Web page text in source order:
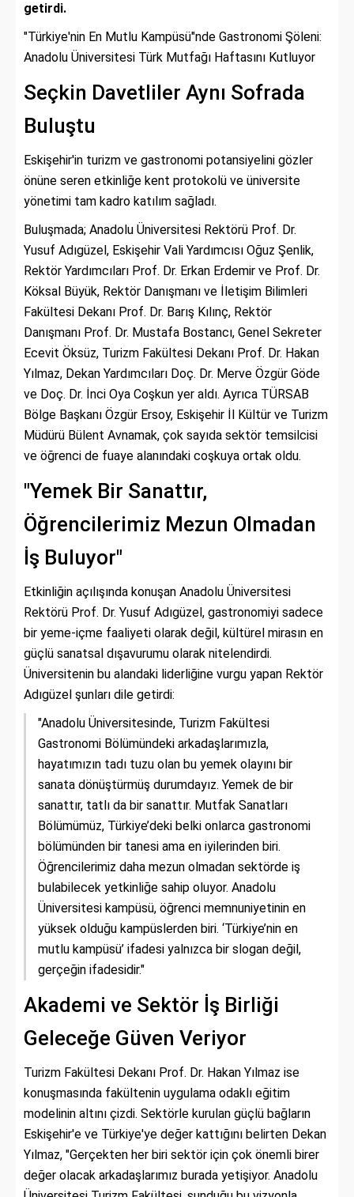
getirdi.
"Türkiye'nin En Mutlu Kampüsü"nde Gastronomi Şöleni:
Anadolu Üniversitesi Türk Mutfağı Haftasını Kutluyor
Seçkin Davetliler Aynı Sofrada
Buluştu
Eskişehir'in turizm ve gastronomi potansiyelini gözler
önüne seren etkinliğe kent protokolü ve üniversite
yönetimi tam kadro katılım sağladı.
Buluşmada; Anadolu Üniversitesi Rektörü Prof. Dr.
Yusuf Adıgüzel, Eskişehir Vali Yardımcısı Oğuz Şenlik,
Rektör Yardımcıları Prof. Dr. Erkan Erdemir ve Prof. Dr.
Köksal Büyük, Rektör Danışmanı ve İletişim Bilimleri
Fakültesi Dekanı Prof. Dr. Barış Kılınç, Rektör
Danışmanı Prof. Dr. Mustafa Bostancı, Genel Sekreter
Ecevit Öksüz, Turizm Fakültesi Dekanı Prof. Dr. Hakan
Yılmaz, Dekan Yardımcıları Doç. Dr. Merve Özgür Göde
ve Doç. Dr. İnci Oya Coşkun yer aldı. Ayrıca TÜRSAB
Bölge Başkanı Özgür Ersoy, Eskişehir İl Kültür ve Turizm
Müdürü Bülent Avnamak, çok sayıda sektör temsilcisi
ve öğrenci de fuaye alanındaki coşkuya ortak oldu.
"Yemek Bir Sanattır,
Öğrencilerimiz Mezun Olmadan
İş Buluyor"
Etkinliğin açılışında konuşan Anadolu Üniversitesi
Rektörü Prof. Dr. Yusuf Adıgüzel, gastronomiyi sadece
bir yeme-içme faaliyeti olarak değil, kültürel mirasın en
güçlü sanatsal dışavurumu olarak nitelendirdi.
Üniversitenin bu alandaki liderliğine vurgu yapan Rektör
Adıgüzel şunları dile getirdi:
"Anadolu Üniversitesinde, Turizm Fakültesi
Gastronomi Bölümündeki arkadaşlarımızla,
hayatımızın tadı tuzu olan bu yemek olayını bir
sanata dönüştürmüş durumdayız. Yemek de bir
sanattır, tatlı da bir sanattır. Mutfak Sanatları
Bölümümüz, Türkiye’deki belki onlarca gastronomi
bölümünden bir tanesi ama en iyilerinden biri.
Öğrencilerimiz daha mezun olmadan sektörde iş
bulabilecek yetkinliğe sahip oluyor. Anadolu
Üniversitesi kampüsü, öğrenci memnuniyetinin en
yüksek olduğu kampüslerden biri. ‘Türkiye’nin en
mutlu kampüsü’ ifadesi yalnızca bir slogan değil,
gerçeğin ifadesidir."
Akademi ve Sektör İş Birliği
Geleceğe Güven Veriyor
Turizm Fakültesi Dekanı Prof. Dr. Hakan Yılmaz ise
konuşmasında fakültenin uygulama odaklı eğitim
modelinin altını çizdi. Sektörle kurulan güçlü bağların
Eskişehir'e ve Türkiye'ye değer kattığını belirten Dekan
Yılmaz, "Gerçekten her biri sektör için çok önemli birer
değer olacak arkadaşlarımız burada yetişiyor. Anadolu